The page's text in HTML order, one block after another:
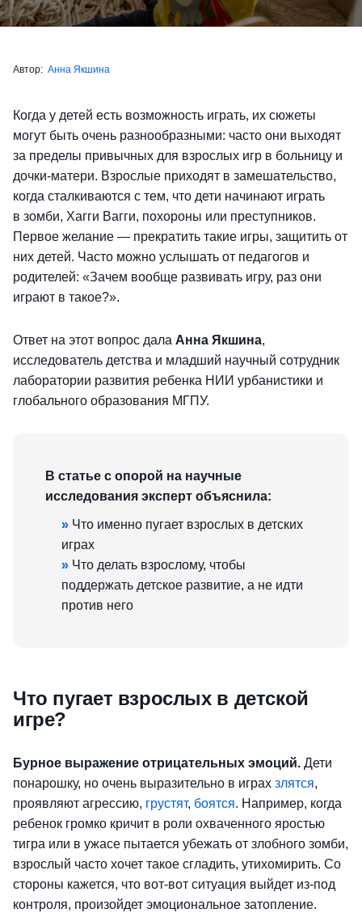
Автор: Анна Якшина
Когда у детей есть возможность играть, их сюжеты
могут быть очень разнообразными: часто они выходят
за пределы привычных для взрослых игр в больницу и
дочки-матери. Взрослые приходят в замешательство,
когда сталкиваются с тем, что дети начинают играть
в зомби, Хагги Вагги, похороны или преступников.
Первое желание — прекратить такие игры, защитить от
них детей. Часто можно услышать от педагогов и
родителей: «Зачем вообще развивать игру, раз они
играют в такое?».
Ответ на этот вопрос дала Анна Якшина,
исследователь детства и младший научный сотрудник
лаборатории развития ребенка НИИ урбанистики и
глобального образования МГПУ.
В статье с опорой на научные
исследования эксперт объяснила:
» Что именно пугает взрослых в детских
играх
» Что делать взрослому, чтобы
поддержать детское развитие, а не идти
против него
Что пугает взрослых в детской
игре?
Бурное выражение отрицательных эмоций. Дети
понарошку, но очень выразительно в играх злятся,
проявляют агрессию, грустят, боятся. Например, когда
ребенок громко кричит в роли охваченного яростью
тигра или в ужасе пытается убежать от злобного зомби,
взрослый часто хочет такое сгладить, утихомирить. Со
стороны кажется, что вот-вот ситуация выйдет из-под
контроля, произойдет эмоциональное затопление.